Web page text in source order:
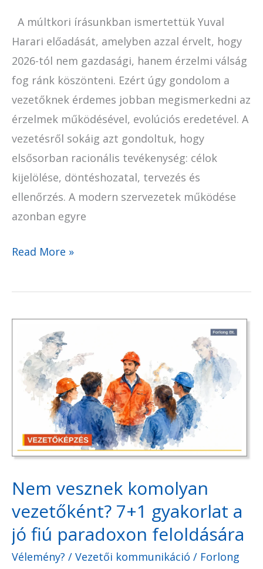
A múltkori írásunkban ismertettük Yuval
Harari előadását, amelyben azzal érvelt, hogy
2026-tól nem gazdasági, hanem érzelmi válság
fog ránk köszönteni. Ezért úgy gondolom a
vezetőknek érdemes jobban megismerkedni az
érzelmek működésével, evolúciós eredetével. A
vezetésről sokáig azt gondoltuk, hogy
elsősorban racionális tevékenység: célok
kijelölése, döntéshozatal, tervezés és
ellenőrzés. A modern szervezetek működése
azonban egyre
Read More »
Nem vesznek komolyan
vezetőként? 7+1 gyakorlat a
jó fiú paradoxon feloldására
Vélemény? / Vezetői kommunikáció / Forlong
vesznek
komolyan
vezetőként?
gyakorlat
jó
fiú
paradoxon
feloldására